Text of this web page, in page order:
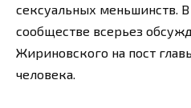
сексуальных меньшинств.
сообществе всерьез
Жириновского на пост
человека.